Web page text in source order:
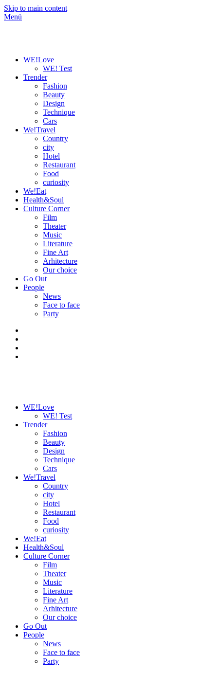
Skip to main content
Menü
WE!Love
WE! Test
Trender
Fashion
Beauty
Design
Technique
Cars
We!Travel
Country
city
Hotel
Restaurant
Food
curiosity
We!Eat
Health&Soul
Culture Corner
Film
Theater
Music
Literature
Fine Art
Arhitecture
Our choice
Go Out
People
News
Face to face
Party
WE!Love
WE! Test
Trender
Fashion
Beauty
Design
Technique
Cars
We!Travel
Country
city
Hotel
Restaurant
Food
curiosity
We!Eat
Health&Soul
Culture Corner
Film
Theater
Music
Literature
Fine Art
Arhitecture
Our choice
Go Out
People
News
Face to face
Party